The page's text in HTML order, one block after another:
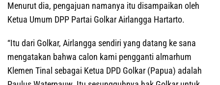
Menurut dia, pengajuan namanya itu disampaikan oleh
Ketua Umum DPP Partai Golkar Airlangga Hartarto.
“Itu dari Golkar, Airlangga sendiri yang datang ke sana
mengatakan bahwa calon kami pengganti almarhum
Klemen Tinal sebagai Ketua DPD Golkar (Papua) adalah